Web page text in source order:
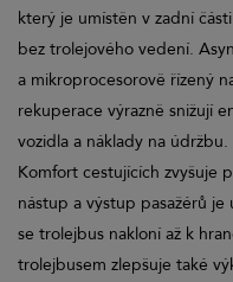
který je umístěn v zadní
bez trolejového vedení.
a mikroprocesorově řízený
rekuperace výrazně snižují
vozidla a náklady na údržbu.
Komfort cestujících zvyšuje
nástup a výstup pasažérů
se trolejbus nakloní až k
trolejbusem zlepšuje také